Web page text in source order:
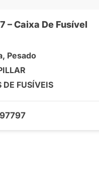
– Caixa De Fusível
, Pesado
FUSÍVEIS